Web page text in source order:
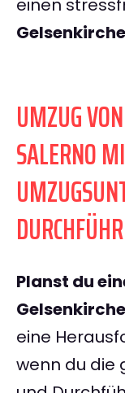
einen
UMZUG
SALERNO
Planst du
eine
wenn du die